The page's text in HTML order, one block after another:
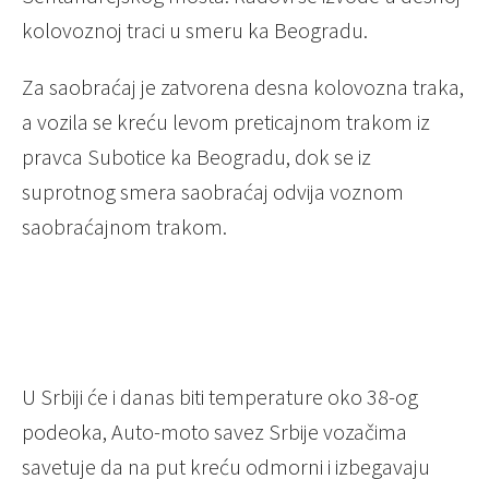
kolovoznoj traci u smeru ka Beogradu.
Za saobraćaj je zatvorena desna kolovozna traka,
a vozila se kreću levom preticajnom trakom iz
pravca Subotice ka Beogradu, dok se iz
suprotnog smera saobraćaj odvija voznom
saobraćajnom trakom.
U Srbiji će i danas biti temperature oko 38-og
podeoka, Auto-moto savez Srbije vozačima
savetuje da na put kreću odmorni i izbegavaju